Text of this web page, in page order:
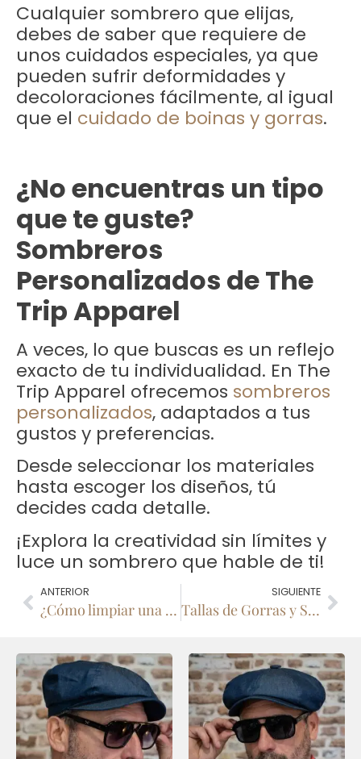
Cualquier sombrero que elijas,
debes de saber que requiere de
unos cuidados especiales, ya que
pueden sufrir deformidades y
decoloraciones fácilmente, al igual
que el cuidado de boinas y gorras.
¿No encuentras un tipo
que te guste?
Sombreros
Personalizados de The
Trip Apparel
A veces, lo que buscas es un reflejo
exacto de tu individualidad. En The
Trip Apparel ofrecemos sombreros
personalizados, adaptados a tus
gustos y preferencias.
Desde seleccionar los materiales
hasta escoger los diseños, tú
decides cada detalle.
¡Explora la creatividad sin límites y
luce un sombrero que hable de ti!
ANTERIOR
¿Cómo limpiar una Gorra sin dañarla? Cuidados para Boinas y Gorras
SIGUIENTE
Tallas de Gorras y Sombreros: ¿Cuál es la mía?